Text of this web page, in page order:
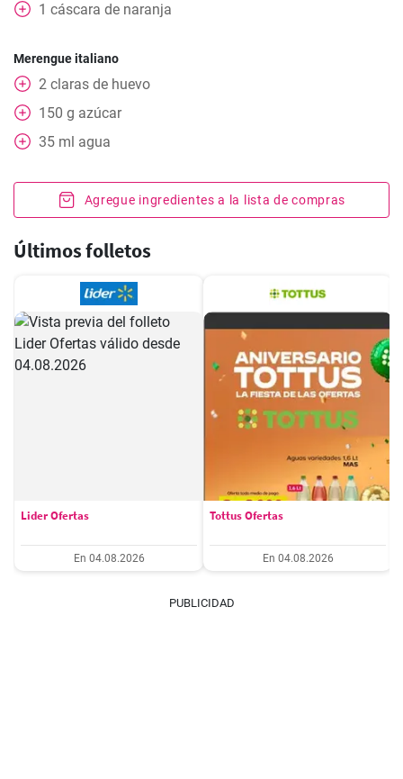
1 cáscara de naranja
Merengue italiano
2 claras de huevo
150 g azúcar
35 ml agua
Agregue ingredientes a la lista de compras
Últimos folletos
Lider Ofertas
En 04.08.2026
Tottus Ofertas
En 04.08.2026
PUBLICIDAD